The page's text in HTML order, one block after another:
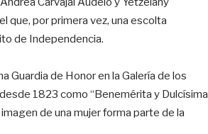
que, por primera vez, una escolta
de Independencia.
Guardia de Honor en la Galería de los
1823 como “Benemérita y Dulcísima
de una mujer forma parte de la